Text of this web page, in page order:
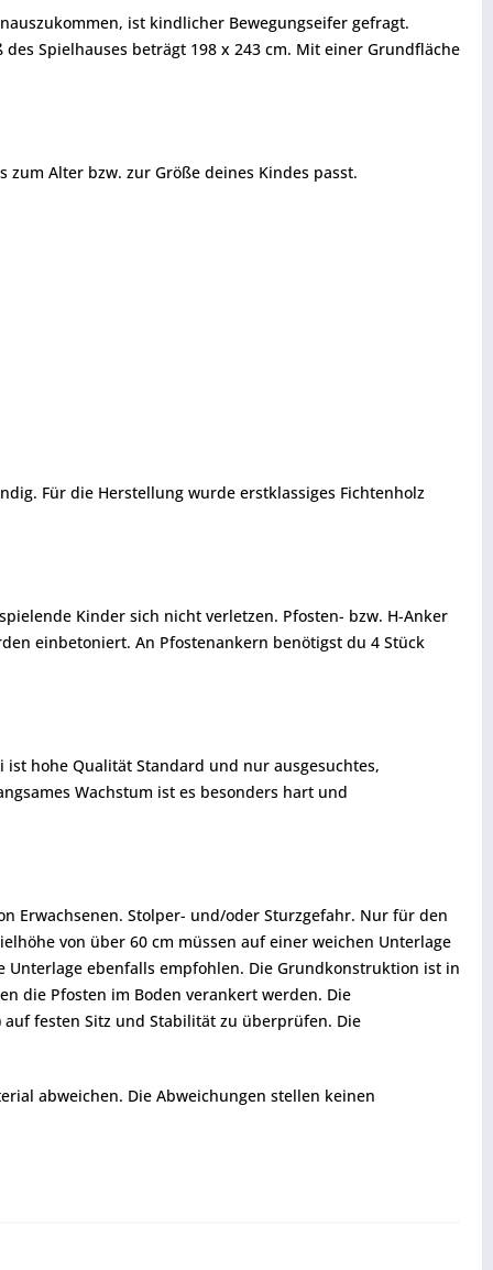
ist kindlicher Bewegungseifer gefragt.
Spielhauses beträgt 198 x 243 cm. Mit einer Grundfläche
Alter bzw. zur Größe deines Kindes passt.
Für die Herstellung wurde erstklassiges Fichtenholz
Kinder sich nicht verletzen. Pfosten- bzw. H-Anker
einbetoniert. An Pfostenankern benötigst du 4 Stück
hohe Qualität Standard und nur ausgesuchtes,
Wachstum ist es besonders hart und
Erwachsenen. Stolper- und/oder Sturzgefahr. Nur für den
von über 60 cm müssen auf einer weichen Unterlage
ebenfalls empfohlen. Die Grundkonstruktion ist in
die Pfosten im Boden verankert werden. Die
festen Sitz und Stabilität zu überprüfen. Die
abweichen. Die Abweichungen stellen keinen